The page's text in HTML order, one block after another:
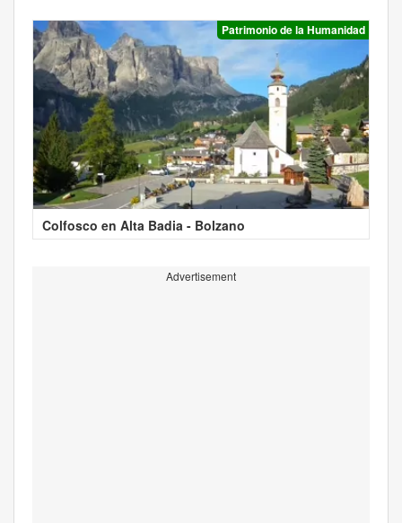
Patrimonio de la Humanidad
Colfosco en Alta Badia - Bolzano
Advertisement